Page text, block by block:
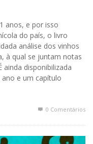
anos, e por isso
do país, o livro
análise dos vinhos
à qual se juntam notas
ainda disponibilizada
e um capítulo
0 Comentários